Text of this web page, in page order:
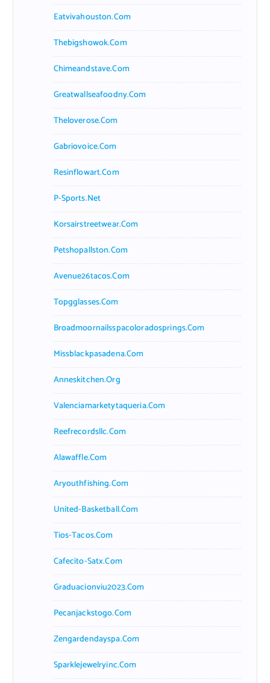
Eatvivahouston.com
Thebigshowok.com
Chimeandstave.com
Greatwallseafoodny.com
Theloverose.com
Gabriovoice.com
Resinflowart.com
P-Sports.net
Korsairstreetwear.com
Petshopallston.com
Avenue26tacos.com
Topgglasses.com
Broadmoornailsspacoloradosprings.com
Missblackpasadena.com
Anneskitchen.org
Valenciamarketytaqueria.com
Reefrecordsllc.com
Alawaffle.com
Aryouthfishing.com
United-Basketball.com
Tios-Tacos.com
Cafecito-Satx.com
Graduacionviu2023.com
Pecanjackstogo.com
Zengardendayspa.com
Sparklejewelryinc.com